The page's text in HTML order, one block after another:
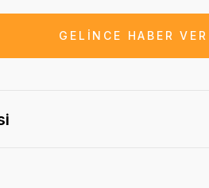
GELİNCE HABER VER